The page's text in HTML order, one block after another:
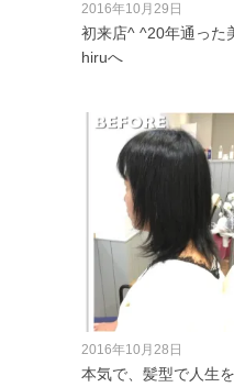
2016年10月29日
初来店^ ^20年通った
hiruへ
2016年10月28日
本気で、髪型で人生